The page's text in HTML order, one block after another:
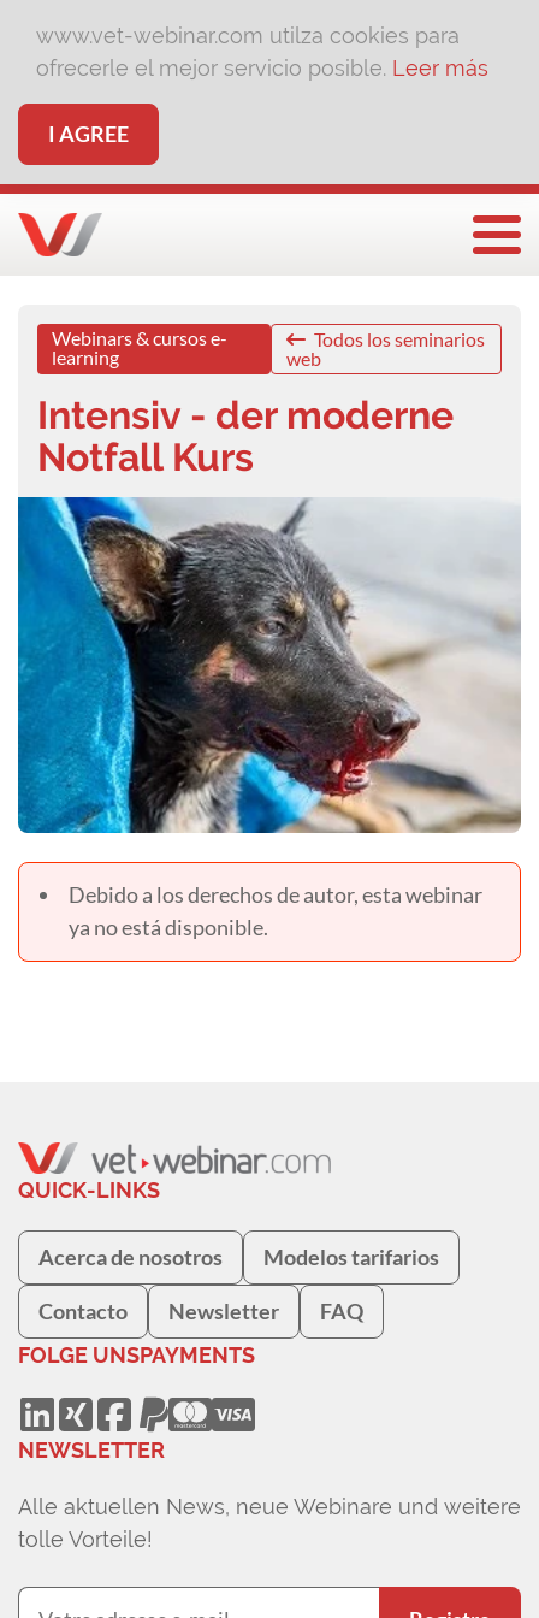
www.vet-webinar.com utilza cookies para
ofrecerle el mejor servicio posible. Leer más
I AGREE
Webinars & cursos e-
learning
Todos los seminarios
web
Intensiv - der moderne
Notfall Kurs
Debido a los derechos de autor, esta webinar
ya no está disponible.
QUICK-LINKS
Acerca de nosotros Modelos tarifarios
Contacto Newsletter FAQ
FOLGE UNSPAYMENTS
NEWSLETTER
Alle aktuellen News, neue Webinare und weitere
tolle Vorteile!